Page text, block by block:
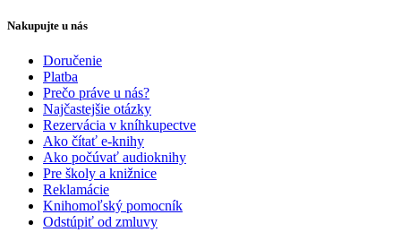
Nakupujte u nás
Doručenie
Platba
Prečo práve u nás?
Najčastejšie otázky
Rezervácia v kníhkupectve
Ako čítať e-knihy
Ako počúvať audioknihy
Pre školy a knižnice
Reklamácie
Knihomoľský pomocník
Odstúpiť od zmluvy